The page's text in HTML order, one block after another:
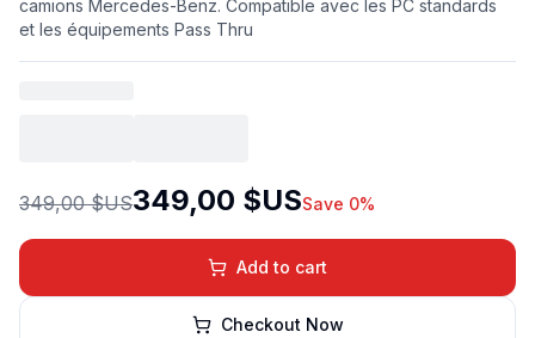
camions Mercedes-Benz. Compatible avec les PC standards
et les équipements Pass Thru
349,00 $US349,00 $USSave 0%
Add to cart
Checkout Now